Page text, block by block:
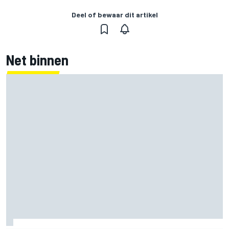
Deel of bewaar dit artikel
Net binnen